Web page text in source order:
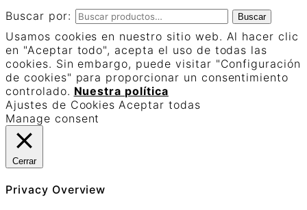
Buscar por: Buscar
Usamos cookies en nuestro sitio web. Al hacer clic
en "Aceptar todo", acepta el uso de todas las
cookies. Sin embargo, puede visitar "Configuración
de cookies" para proporcionar un consentimiento
controlado. Nuestra política
Ajustes de Cookies Aceptar todas
Manage consent
Cerrar
Privacy Overview